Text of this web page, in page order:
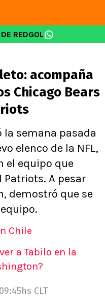
REDGOL
acompaña
Chicago Bears
la semana pasada
elenco de la NFL,
el equipo que
Patriots. A pesar
demostró que se
Chile
a Tabilo en la
CLT